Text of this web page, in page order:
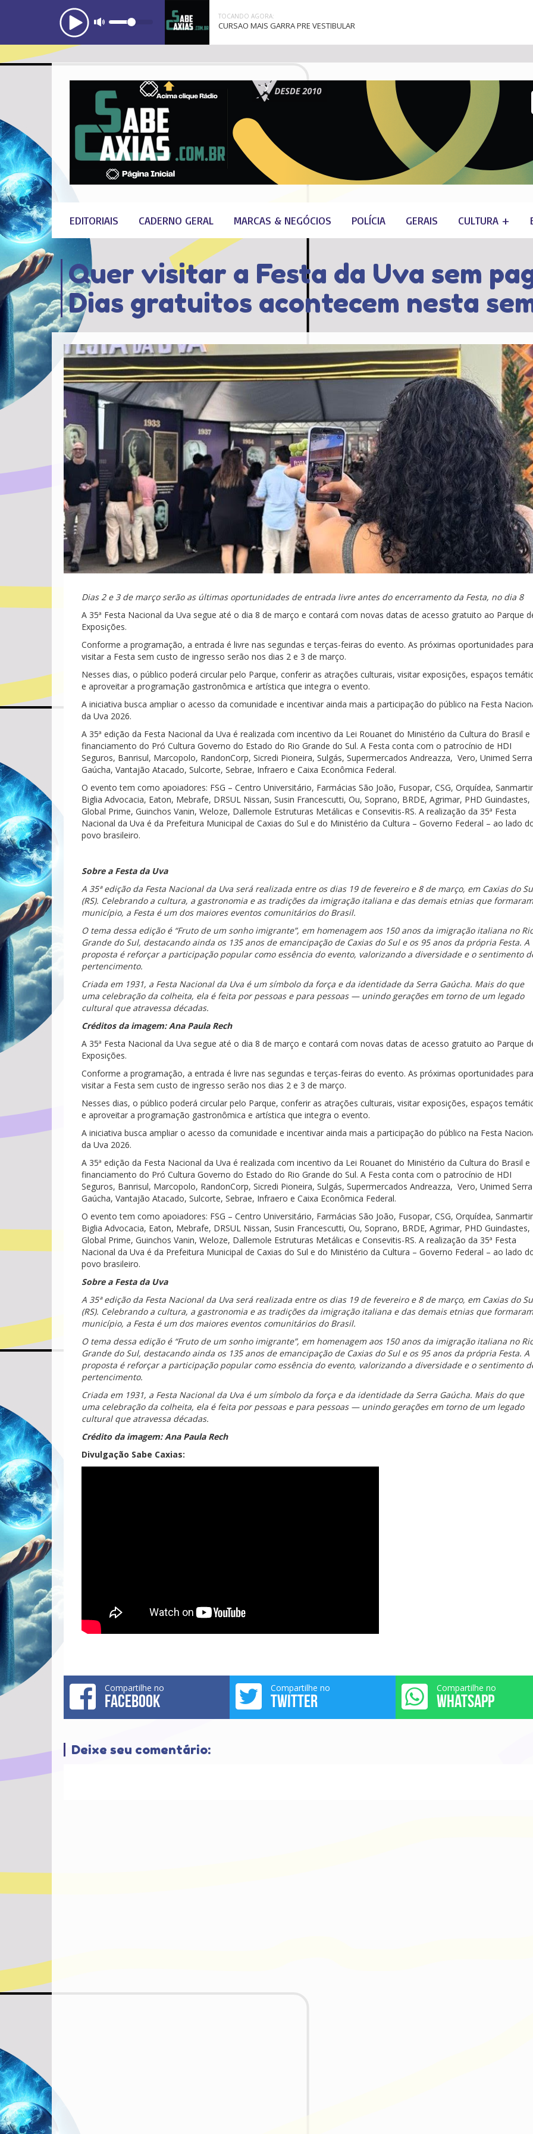
TOCANDO AGORA:
CURSAO MAIS GARRA PRE VESTIBULAR
EDITORIAIS CADERNO GERAL MARCAS & NEGÓCIOS POLÍCIA GERAIS CULTURA +
Quer visitar a Festa da Uva sem
Dias gratuitos acontecem nesta
Dias 2 e 3 de março serão as últimas oportunidades de entrada livre antes do encerramento da Festa, no dia 8
A 35ª Festa Nacional da Uva segue até o dia 8 de março e contará com novas datas de acesso gratuito ao Parque
Exposições.
Conforme a programação, a entrada é livre nas segundas e terças-feiras do evento. As próximas oportunidades para
visitar a Festa sem custo de ingresso serão nos dias 2 e 3 de março.
Nesses dias, o público poderá circular pelo Parque, conferir as atrações culturais, visitar exposições, espaços
e aproveitar a programação gastronômica e artística que integra o evento.
A iniciativa busca ampliar o acesso da comunidade e incentivar ainda mais a participação do público na Festa
da Uva 2026.
A 35ª edição da Festa Nacional da Uva é realizada com incentivo da Lei Rouanet do Ministério da Cultura do Brasil e
financiamento do Pró Cultura Governo do Estado do Rio Grande do Sul. A Festa conta com o patrocínio de HDI
Seguros, Banrisul, Marcopolo, RandonCorp, Sicredi Pioneira, Sulgás, Supermercados Andreazza, Vero, Unimed Serra
Gaúcha, Vantajão Atacado, Sulcorte, Sebrae, Infraero e Caixa Econômica Federal.
O evento tem como apoiadores: FSG – Centro Universitário, Farmácias São João, Fusopar, CSG, Orquídea,
Biglia Advocacia, Eaton, Mebrafe, DRSUL Nissan, Susin Francescutti, Ou, Soprano, BRDE, Agrimar, PHD Guindastes,
Global Prime, Guinchos Vanin, Weloze, Dallemole Estruturas Metálicas e Consevitis-RS. A realização da 35ª Festa
Nacional da Uva é da Prefeitura Municipal de Caxias do Sul e do Ministério da Cultura – Governo Federal – ao lado
povo brasileiro.
Sobre a Festa da Uva
A 35ª edição da Festa Nacional da Uva será realizada entre os dias 19 de fevereiro e 8 de março, em Caxias do
(RS). Celebrando a cultura, a gastronomia e as tradições da imigração italiana e das demais etnias que
município, a Festa é um dos maiores eventos comunitários do Brasil.
O tema dessa edição é “Fruto de um sonho imigrante”, em homenagem aos 150 anos da imigração italiana no
Grande do Sul, destacando ainda os 135 anos de emancipação de Caxias do Sul e os 95 anos da própria Festa. A
proposta é reforçar a participação popular como essência do evento, valorizando a diversidade e o sentimento
pertencimento.
Criada em 1931, a Festa Nacional da Uva é um símbolo da força e da identidade da Serra Gaúcha. Mais do que
uma celebração da colheita, ela é feita por pessoas e para pessoas — unindo gerações em torno de um legado
cultural que atravessa décadas.
Créditos da imagem: Ana Paula Rech
A 35ª Festa Nacional da Uva segue até o dia 8 de março e contará com novas datas de acesso gratuito ao Parque
Exposições.
Conforme a programação, a entrada é livre nas segundas e terças-feiras do evento. As próximas oportunidades para
visitar a Festa sem custo de ingresso serão nos dias 2 e 3 de março.
Nesses dias, o público poderá circular pelo Parque, conferir as atrações culturais, visitar exposições, espaços
e aproveitar a programação gastronômica e artística que integra o evento.
A iniciativa busca ampliar o acesso da comunidade e incentivar ainda mais a participação do público na Festa
da Uva 2026.
A 35ª edição da Festa Nacional da Uva é realizada com incentivo da Lei Rouanet do Ministério da Cultura do Brasil e
financiamento do Pró Cultura Governo do Estado do Rio Grande do Sul. A Festa conta com o patrocínio de HDI
Seguros, Banrisul, Marcopolo, RandonCorp, Sicredi Pioneira, Sulgás, Supermercados Andreazza, Vero, Unimed Serra
Gaúcha, Vantajão Atacado, Sulcorte, Sebrae, Infraero e Caixa Econômica Federal.
O evento tem como apoiadores: FSG – Centro Universitário, Farmácias São João, Fusopar, CSG, Orquídea,
Biglia Advocacia, Eaton, Mebrafe, DRSUL Nissan, Susin Francescutti, Ou, Soprano, BRDE, Agrimar, PHD Guindastes,
Global Prime, Guinchos Vanin, Weloze, Dallemole Estruturas Metálicas e Consevitis-RS. A realização da 35ª Festa
Nacional da Uva é da Prefeitura Municipal de Caxias do Sul e do Ministério da Cultura – Governo Federal – ao lado
povo brasileiro.
Sobre a Festa da Uva
A 35ª edição da Festa Nacional da Uva será realizada entre os dias 19 de fevereiro e 8 de março, em Caxias do
(RS). Celebrando a cultura, a gastronomia e as tradições da imigração italiana e das demais etnias que
município, a Festa é um dos maiores eventos comunitários do Brasil.
O tema dessa edição é “Fruto de um sonho imigrante”, em homenagem aos 150 anos da imigração italiana no
Grande do Sul, destacando ainda os 135 anos de emancipação de Caxias do Sul e os 95 anos da própria Festa. A
proposta é reforçar a participação popular como essência do evento, valorizando a diversidade e o sentimento
pertencimento.
Criada em 1931, a Festa Nacional da Uva é um símbolo da força e da identidade da Serra Gaúcha. Mais do que
uma celebração da colheita, ela é feita por pessoas e para pessoas — unindo gerações em torno de um legado
cultural que atravessa décadas.
Crédito da imagem: Ana Paula Rech
Divulgação Sabe Caxias:
Compartilhe no
FACEBOOK
Compartilhe no
TWITTER
Compartilhe no
WHATSAPP
Deixe seu comentário: